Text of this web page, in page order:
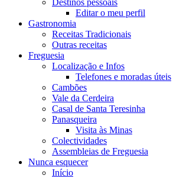
Destinos pessoais
Editar o meu perfil
Gastronomia
Receitas Tradicionais
Outras receitas
Freguesia
Localização e Infos
Telefones e moradas úteis
Cambões
Vale da Cerdeira
Casal de Santa Teresinha
Panasqueira
Visita às Minas
Colectividades
Assembleias de Freguesia
Nunca esquecer
Início